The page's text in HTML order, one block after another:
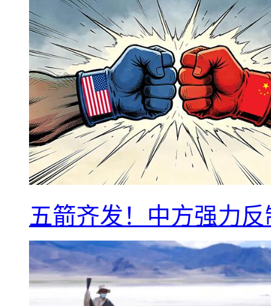
五箭齐发！中方强力